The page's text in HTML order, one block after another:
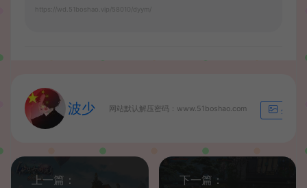
https://wd.51boshao.vip/58010/dyym/
波少 网站默认解压密码：www.51boshao.com 生成海
上一篇：
下一篇：